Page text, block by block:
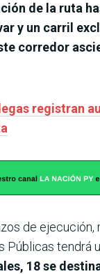
de la ruta
y un carril
corredor
registran
de ejecución,
Públicas tendrá
18 se